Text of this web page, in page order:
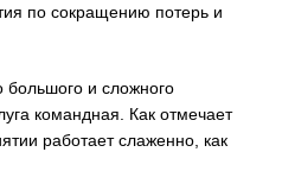
по сокращению потерь и
большого и сложного
командная. Как отмечает
работает слаженно, как